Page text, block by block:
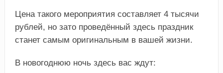
Цена такого мероприятия составляет 4 тысячи
рублей, но зато проведённый здесь праздник
станет самым оригинальным в вашей жизни.
В новогоднюю ночь здесь вас ждут: